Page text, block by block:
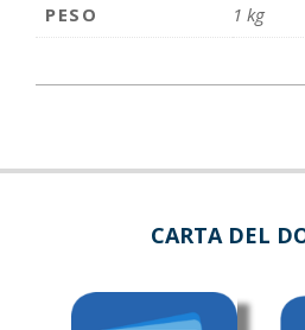
PESO 1 kg
CARTA DEL